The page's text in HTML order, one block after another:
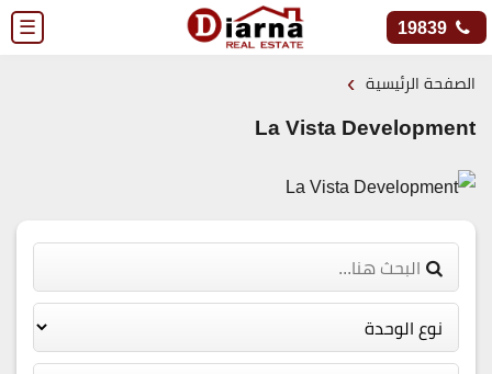
☰ 19839
الصفحة الرئيسية ›
La Vista Development